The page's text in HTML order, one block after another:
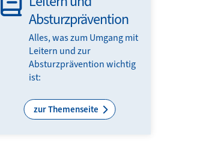
Absturzprävention
Alles, was zum Umgang mit
Leitern und zur
Absturzprävention wichtig
ist:
zur Themenseite